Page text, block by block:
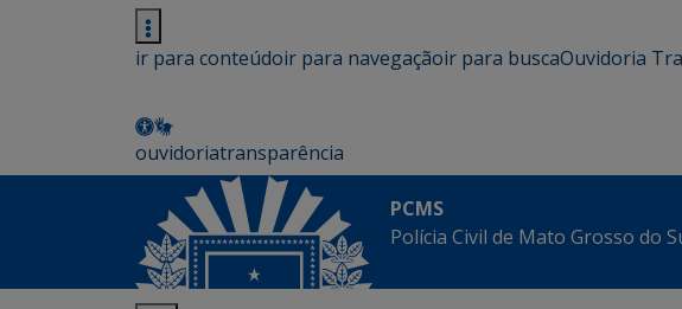
ir para conteúdoir para navegaçãoir para buscaOuvidoria
ouvidoriatransparência
PCMS
Polícia Civil de Mato Grosso do